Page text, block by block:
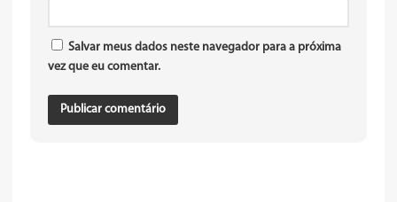
Salvar meus dados neste navegador para a próxima
vez que eu comentar.